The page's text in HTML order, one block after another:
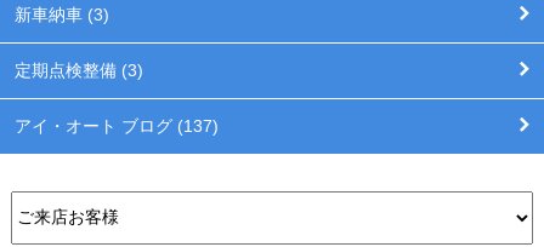
新車納車 (3)
定期点検整備 (3)
アイ・オート ブログ (137)